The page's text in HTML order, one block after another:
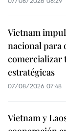
Vietnam
nacional para
comercializar
estratégicas
07/08/2026 07:48
Vietnam y